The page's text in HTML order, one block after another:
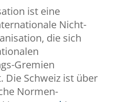
ist eine
Nicht-
die sich
Gremien
Die Schweiz ist über
Normen-